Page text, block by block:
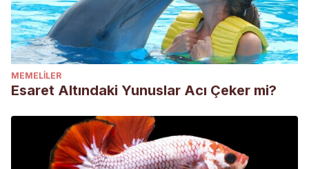
MEMELILER
Esaret Altındaki Yunuslar Acı Çeker mi?